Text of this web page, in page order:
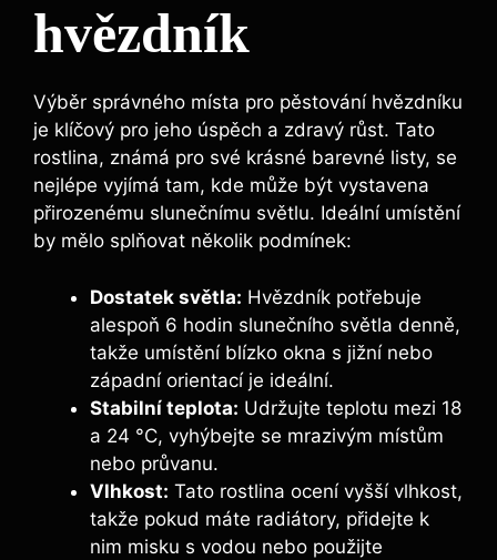
hvězdník
Výběr správného místa pro pěstování hvězdníku
je klíčový pro jeho úspěch a zdravý růst. Tato
rostlina, známá pro své krásné barevné listy, se
nejlépe vyjímá tam, kde může být vystavena
přirozenému slunečnímu světlu. Ideální umístění
by mělo splňovat několik podmínek:
Dostatek světla: Hvězdník potřebuje
alespoň 6 hodin slunečního světla denně,
takže umístění blízko okna s jižní nebo
západní orientací je ideální.
Stabilní teplota: Udržujte teplotu mezi 18
a 24 °C, vyhýbejte se mrazivým místům
nebo průvanu.
Vlhkost: Tato rostlina ocení vyšší vlhkost,
takže pokud máte radiátory, přidejte k
nim misku s vodou nebo použijte